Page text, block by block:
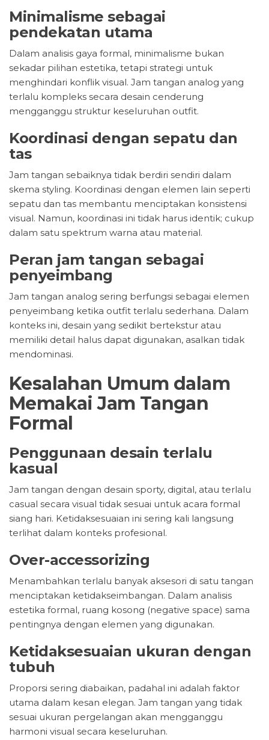
Minimalisme sebagai
pendekatan utama
Dalam analisis gaya formal, minimalisme bukan
sekadar pilihan estetika, tetapi strategi untuk
menghindari konflik visual. Jam tangan analog yang
terlalu kompleks secara desain cenderung
mengganggu struktur keseluruhan outfit.
Koordinasi dengan sepatu dan
tas
Jam tangan sebaiknya tidak berdiri sendiri dalam
skema styling. Koordinasi dengan elemen lain seperti
sepatu dan tas membantu menciptakan konsistensi
visual. Namun, koordinasi ini tidak harus identik; cukup
dalam satu spektrum warna atau material.
Peran jam tangan sebagai
penyeimbang
Jam tangan analog sering berfungsi sebagai elemen
penyeimbang ketika outfit terlalu sederhana. Dalam
konteks ini, desain yang sedikit bertekstur atau
memiliki detail halus dapat digunakan, asalkan tidak
mendominasi.
Kesalahan Umum dalam
Memakai Jam Tangan
Formal
Penggunaan desain terlalu
kasual
Jam tangan dengan desain sporty, digital, atau terlalu
casual secara visual tidak sesuai untuk acara formal
siang hari. Ketidaksesuaian ini sering kali langsung
terlihat dalam konteks profesional.
Over-accessorizing
Menambahkan terlalu banyak aksesori di satu tangan
menciptakan ketidakseimbangan. Dalam analisis
estetika formal, ruang kosong (negative space) sama
pentingnya dengan elemen yang digunakan.
Ketidaksesuaian ukuran dengan
tubuh
Proporsi sering diabaikan, padahal ini adalah faktor
utama dalam kesan elegan. Jam tangan yang tidak
sesuai ukuran pergelangan akan mengganggu
harmoni visual secara keseluruhan.